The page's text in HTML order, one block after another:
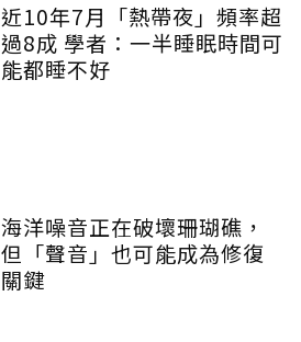
近10年7月「熱帶夜」頻率超
過8成 學者：一半睡眠時間可
能都睡不好
海洋噪音正在破壞珊瑚礁，
但「聲音」也可能成為修復
關鍵